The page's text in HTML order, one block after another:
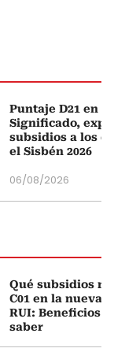
Puntaje D21 en
Significado,
subsidios a los
el Sisbén 2026
06/08/2026
Qué subsidios
C01 en la nueva
RUI: Beneficios
saber